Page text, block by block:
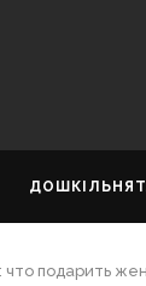
что подарить